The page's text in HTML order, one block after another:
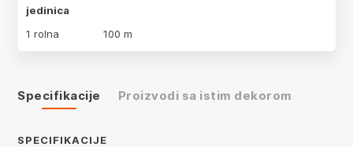
jedinica
1 rolna
100 m
Specifikacije Proizvodi sa istim dekorom
SPECIFIKACIJE